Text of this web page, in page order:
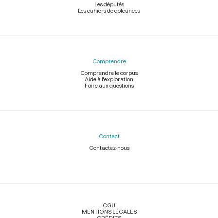
Les députés
Les cahiers de doléances
Comprendre
Comprendre le corpus
Aide à l'exploration
Foire aux questions
Contact
Contactez-nous
Légal
CGU
MENTIONS LÉGALES